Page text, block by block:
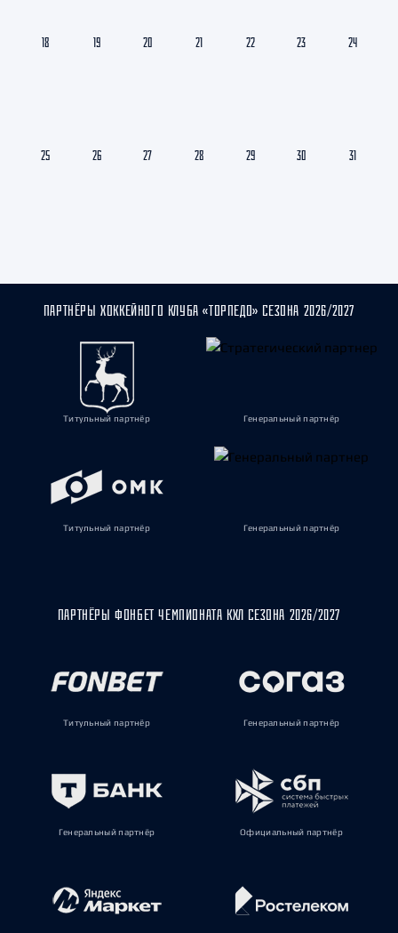
18 19 20 21 22 23 24
25 26 27 28 29 30 31
ПАРТНЁРЫ ХОККЕЙНОГО КЛУБА «ТОРПЕДО» СЕЗОНА 2026/2027
Титульный партнёр Генеральный партнёр
Титульный партнёр Генеральный партнёр
ПАРТНЁРЫ ФОНБЕТ ЧЕМПИОНАТА КХЛ СЕЗОНА 2026/2027
Титульный партнёр Генеральный партнёр
Генеральный партнёр Официальный партнёр